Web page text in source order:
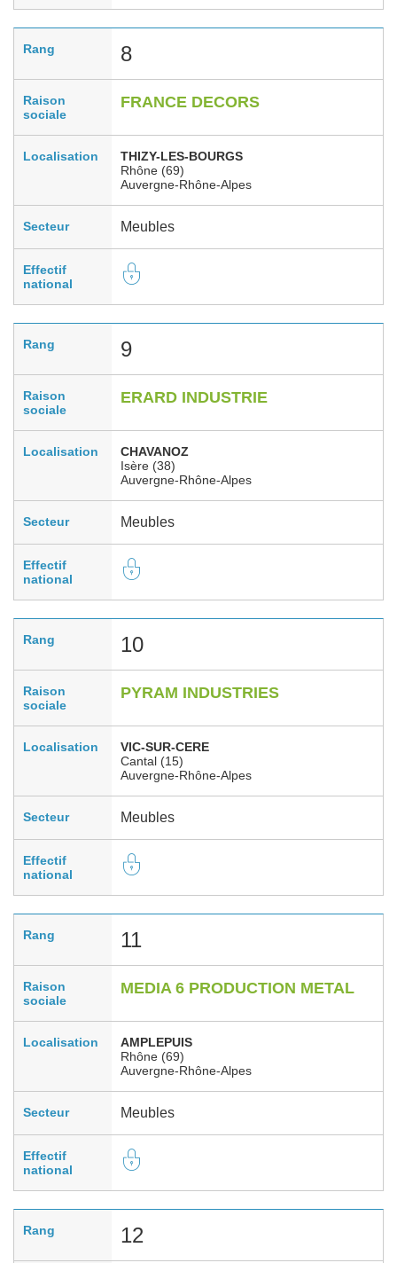
Rang 8
Raison
sociale
FRANCE DECORS
Localisation
THIZY-LES-BOURGS
Rhône (69)
Auvergne-Rhône-Alpes
Secteur Meubles
Effectif
national
Rang 9
Raison
sociale
ERARD INDUSTRIE
Localisation
CHAVANOZ
Isère (38)
Auvergne-Rhône-Alpes
Secteur Meubles
Effectif
national
Rang 10
Raison
sociale
PYRAM INDUSTRIES
Localisation
VIC-SUR-CERE
Cantal (15)
Auvergne-Rhône-Alpes
Secteur Meubles
Effectif
national
Rang 11
Raison
sociale
MEDIA 6 PRODUCTION METAL
Localisation
AMPLEPUIS
Rhône (69)
Auvergne-Rhône-Alpes
Secteur Meubles
Effectif
national
Rang 12